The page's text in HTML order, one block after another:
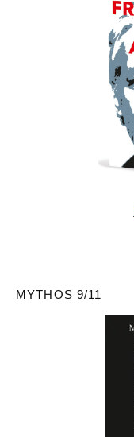
MYTHOS 9/11